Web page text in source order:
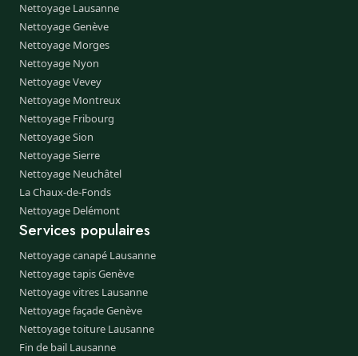
Nettoyage Lausanne
Nettoyage Genève
Nettoyage Morges
Nettoyage Nyon
Nettoyage Vevey
Nettoyage Montreux
Nettoyage Fribourg
Nettoyage Sion
Nettoyage Sierre
Nettoyage Neuchâtel
La Chaux-de-Fonds
Nettoyage Delémont
Services populaires
Nettoyage canapé Lausanne
Nettoyage tapis Genève
Nettoyage vitres Lausanne
Nettoyage façade Genève
Nettoyage toiture Lausanne
Fin de bail Lausanne